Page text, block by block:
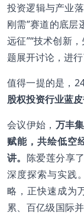
投资逻辑与产业
刚需”赛道的底层
远征”“技术创新
题展开讨论，进行
值得一提的是，
股权投资行业蓝皮
会议伊始， 万丰
赋能，共绘低空
讲。 陈爱莲分享
深度探索与实践
略，正快速成为
累、百亿级国际